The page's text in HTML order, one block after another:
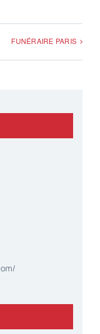
FUNÉRAIRE PARIS